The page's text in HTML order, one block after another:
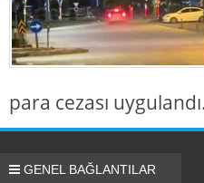
para cezası uygulandı.
GENEL BAĞLANTILAR